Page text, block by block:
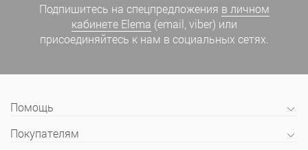
Подпишитесь на спецпредложения в личном
кабинете Elema (email, viber) или
присоединяйтесь к нам в социальных сетях.
Помощь
Покупателям